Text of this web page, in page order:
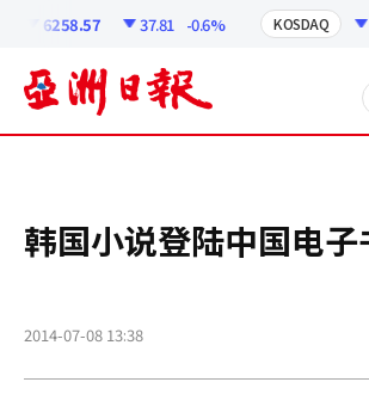
6258.57 37.81 -0.6% KOSDAQ
韩国小说登陆中国电子
2014-07-08 13:38